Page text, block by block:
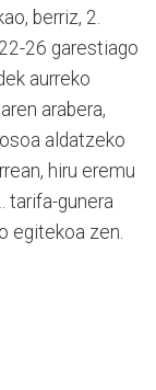
berriz, 2.
26 garestiago
aurreko
arabera,
aldatzeko
hiru eremu
tarifa-gunera
egitekoa zen.